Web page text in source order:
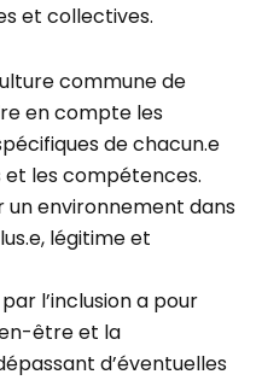
et collectives.
commune de
en compte les
de chacun.e
les compétences.
un environnement dans
légitime et
l’inclusion a pour
être et la
d’éventuelles